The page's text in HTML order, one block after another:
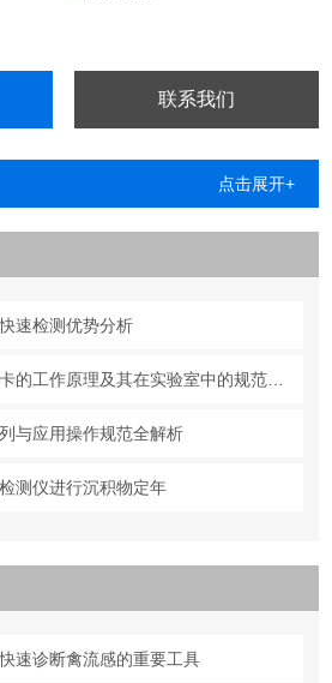
联系我们
点击展开+
速检测优势分析
详细解析氯霉素检测卡的工作原理及其在实验室中的规范操作与维护方法
与应用操作规范全解析
测仪进行沉积物定年
速诊断禽流感的重要工具